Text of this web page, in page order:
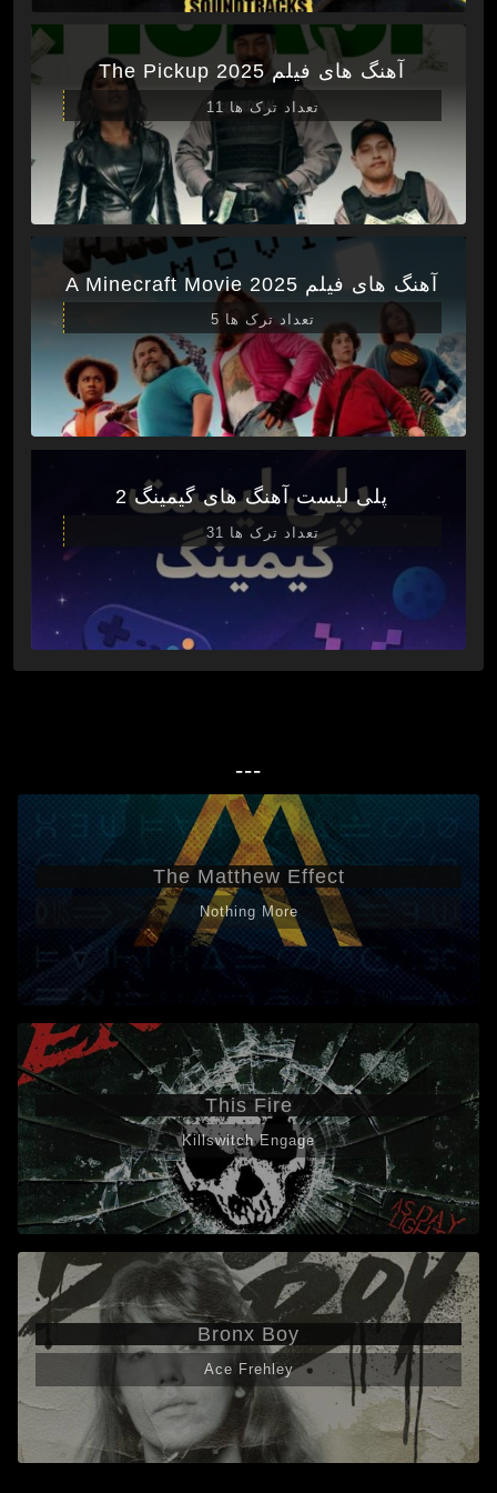
آهنگ های فیلم The Pickup 2025
تعداد ترک ها 11
آهنگ های فیلم A Minecraft Movie 2025
تعداد ترک ها 5
پلی لیست آهنگ های گیمینگ 2
تعداد ترک ها 31
---
The Matthew Effect
Nothing More
This Fire
Killswitch Engage
Bronx Boy
Ace Frehley